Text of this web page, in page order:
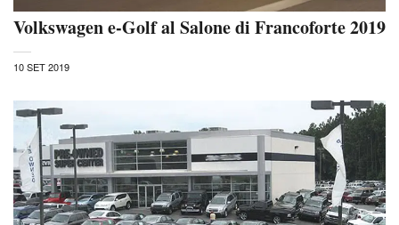
Volkswagen e-Golf al Salone di Francoforte 2019
10 SET 2019